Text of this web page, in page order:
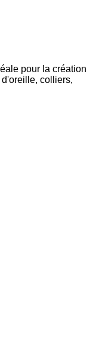
pour la création
colliers,